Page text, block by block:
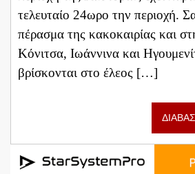
τελευταίο 24ωρο την περιοχή.
πέρασμα της κακοκαιρίας και
Κόνιτσα, Ιωάννινα και
βρίσκονται στο έλεος […]